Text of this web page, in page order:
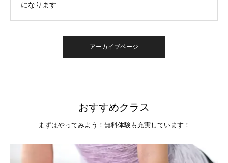
になります
アーカイブページ
おすすめクラス
まずはやってみよう！無料体験も充実しています！